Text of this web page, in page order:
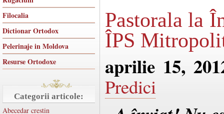
Filocalia
Dictionar Ortodox
Pelerinaje in Moldova
Resurse Ortodoxe
Categorii articole:
Abecedar crestin
Pastorala la
ÎPS
aprilie 15,
Predici